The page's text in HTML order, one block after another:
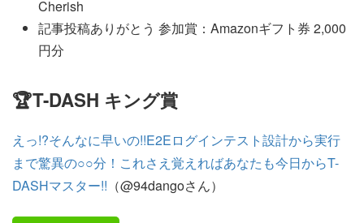
Cherish
記事投稿ありがとう 参加賞：Amazonギフト券 2,000
円分
🏆T-DASH キング賞
えっ!?そんなに早いの!!E2Eログインテスト設計から実行
まで驚異の○○分！これさえ覚えればあなたも今日からT-
DASHマスター!! （@94dangoさん）